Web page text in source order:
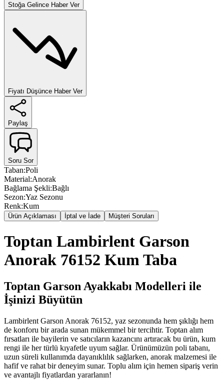
Stoğa Gelince Haber Ver
Fiyatı Düşünce Haber Ver
Paylaş
Soru Sor
Taban:Poli
Material:Anorak
Bağlama Şekli:Bağlı
Sezon:Yaz Sezonu
Renk:Kum
Ürün Açıklaması İptal ve İade Müşteri Soruları
Toptan Lambirlent Garson
Anorak 76152 Kum Taba
Toptan Garson Ayakkabı Modelleri ile
İşinizi Büyütün
Lambirlent Garson Anorak 76152, yaz sezonunda hem şıklığı hem
de konforu bir arada sunan mükemmel bir tercihtir. Toptan alım
fırsatları ile bayilerin ve satıcıların kazancını artıracak bu ürün, kum
rengi ile her türlü kıyafetle uyum sağlar. Ürünümüzün poli tabanı,
uzun süreli kullanımda dayanıklılık sağlarken, anorak malzemesi ile
hafif ve rahat bir deneyim sunar. Toplu alım için hemen sipariş verin
ve avantajlı fiyatlardan yararlanın!